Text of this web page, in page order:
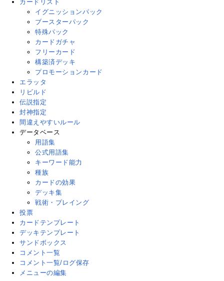
カードリスト
イグニッションパック
ブースターパック
特殊パック
カードガチャ
フリーカード
構築済デッキ
プロモーションカード
エラッタ
リビルド
伝説指定
封神指定
間違えやすいルール
データベース
用語集
公式用語集
キーワード能力
種族
カードの効果
デッキ集
戦術・プレイング
投票
カードテンプレート
デッキテンプレート
サンドボックス
コメント一覧
コメント一覧/ログ保存
メニューの編集